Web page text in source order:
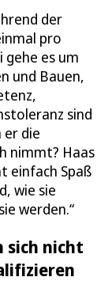
der
pro
es um
und Bauen,
sind
er die
nimmt? Haas
einfach Spaß
wie sie
werden.“
sich nicht